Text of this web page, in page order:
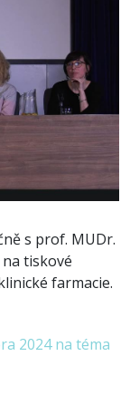
s prof. MUDr.
tiskové
farmacie.
2024 na téma